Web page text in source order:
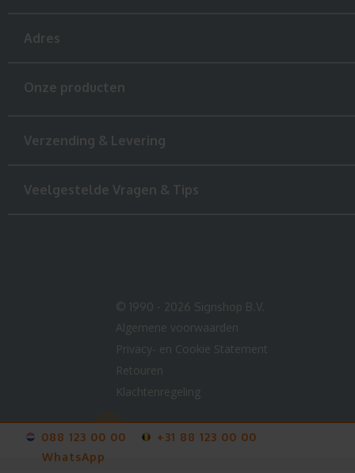
Adres
Onze producten
Verzending & Levering
Veelgestelde Vragen & Tips
© 1990 - 2026 Signshop B.V.
Algemene voorwaarden
Privacy- en Cookie Statement
Retouren
Klachtenregeling
088 123 00 00
+31 88 123 00 00
WhatsApp